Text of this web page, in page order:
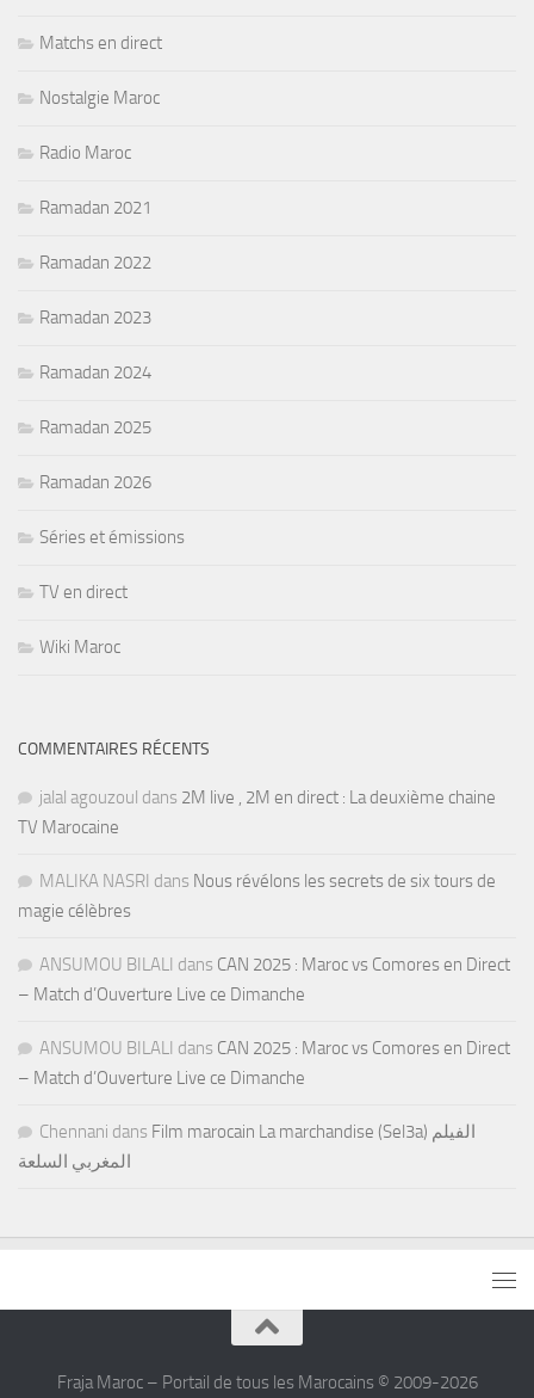
Matchs en direct
Nostalgie Maroc
Radio Maroc
Ramadan 2021
Ramadan 2022
Ramadan 2023
Ramadan 2024
Ramadan 2025
Ramadan 2026
Séries et émissions
TV en direct
Wiki Maroc
COMMENTAIRES RÉCENTS
jalal agouzoul dans 2M live , 2M en direct : La deuxième chaine
TV Marocaine
MALIKA NASRI dans Nous révélons les secrets de six tours de
magie célèbres
ANSUMOU BILALI dans CAN 2025 : Maroc vs Comores en Direct
– Match d’Ouverture Live ce Dimanche
ANSUMOU BILALI dans CAN 2025 : Maroc vs Comores en Direct
– Match d’Ouverture Live ce Dimanche
Chennani dans Film marocain La marchandise (Sel3a) الفيلم
المغربي السلعة
Fraja Maroc – Portail de tous les Marocains © 2009-2026